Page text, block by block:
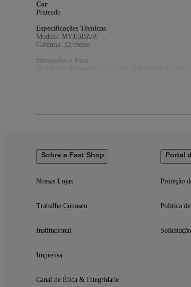
Cor
Prateado
Especificações Técnicas
Modelo: MYJJ3BZ/A
Garantia: 12 meses
Dimensões e Peso
Sobre a Fast Shop
Nossas Lojas
Trabalhe Conosco
Institucional
Imprensa
Canal de Ética & Integridade
Portal
Proteção
Politica